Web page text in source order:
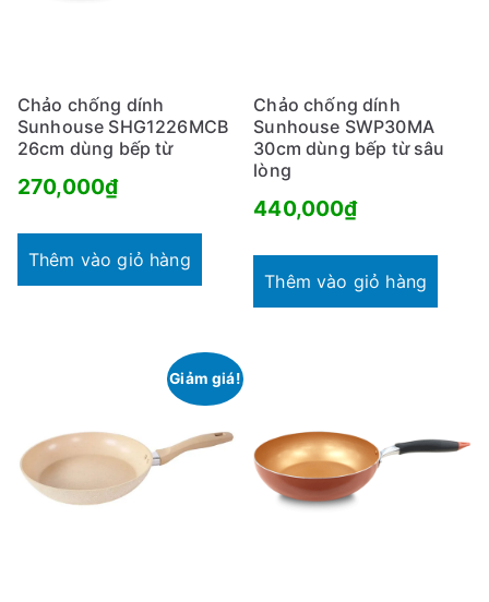
Chảo chống dính
Sunhouse SHG1226MCB
26cm dùng bếp từ
270,000₫
Thêm vào giỏ hàng
Chảo chống dính
Sunhouse SWP30MA
30cm dùng bếp từ sâu
lòng
440,000₫
Thêm vào giỏ hàng
Giảm giá!